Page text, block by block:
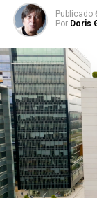
Publicado
Por Doris